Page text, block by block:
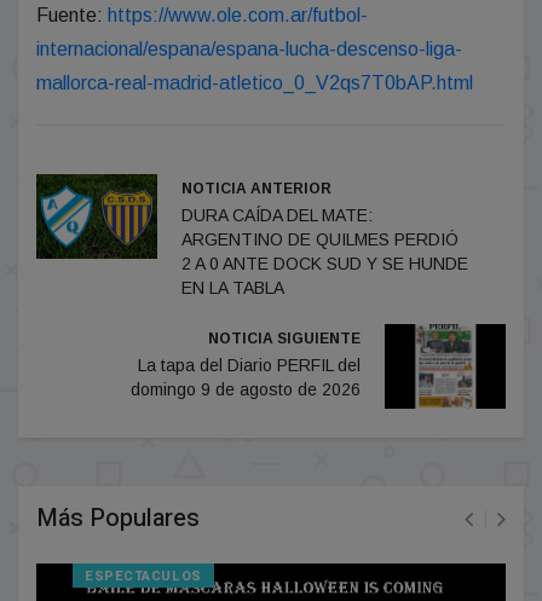
Fuente: https://www.ole.com.ar/futbol-
internacional/espana/espana-lucha-descenso-liga-
mallorca-real-madrid-atletico_0_V2qs7T0bAP.html
NOTICIA ANTERIOR
DURA CAÍDA DEL MATE:
ARGENTINO DE QUILMES PERDIÓ
2 A 0 ANTE DOCK SUD Y SE HUNDE
EN LA TABLA
NOTICIA SIGUIENTE
La tapa del Diario PERFIL del
domingo 9 de agosto de 2026
Más Populares
ESPECTACULOS